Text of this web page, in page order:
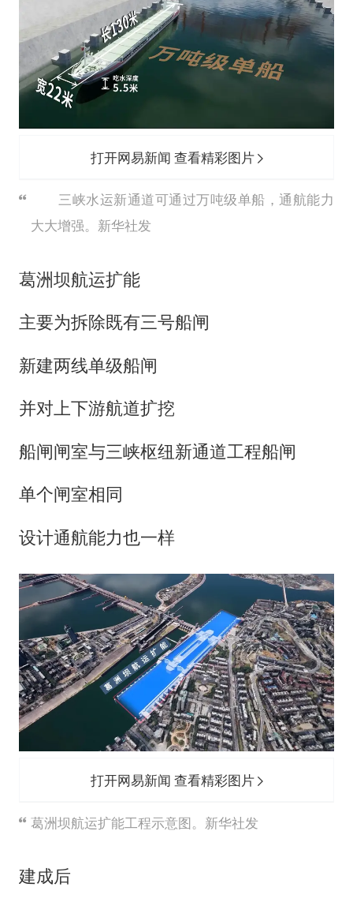
打开网易新闻 查看精彩图片
三峡水运新通道可通过万吨级单船，通航能力
大大增强。新华社发
葛洲坝航运扩能
主要为拆除既有三号船闸
新建两线单级船闸
并对上下游航道扩挖
船闸闸室与三峡枢纽新通道工程船闸
单个闸室相同
设计通航能力也一样
打开网易新闻 查看精彩图片
葛洲坝航运扩能工程示意图。新华社发
建成后